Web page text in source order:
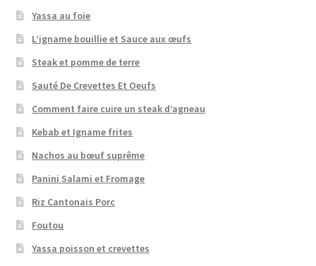
Yassa au foie
L’igname bouillie et Sauce aux œufs
Steak et pomme de terre
Sauté De Crevettes Et Oeufs
Comment faire cuire un steak d’agneau
Kebab et Igname frites
Nachos au bœuf suprême
Panini Salami et Fromage
Riz Cantonais Porc
Foutou
Yassa poisson et crevettes